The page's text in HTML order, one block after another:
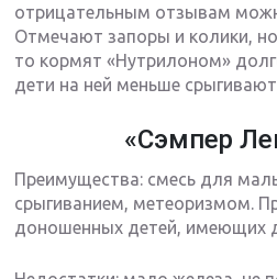
отрицательным отзывам
Отмечают запоры и колики,
то кормят «Нутрилоном»
дети на ней меньше
«Сэмпер
Преимущества: смесь для
срыгиванием, метеоризмом.
доношенных детей, имеющих